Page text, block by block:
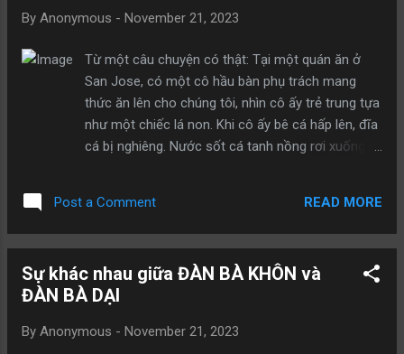
và lúc đo chỉ thiếu một xu thôi chắc chắn ta sẽ
muộn. Ông nhẹ nhàng đi vào nhà vì không muốn
đánh thức vợ, nhưng ông ta rất bất ngờ khi thấy
vợ mình và một kẻ lạ mặt mặc quần áo samurai
đang ngủ trên giường. Nổi điên lên vì ghen và giận
dữ, ông nâng kiếm định giết cả hai, nhưng đột
“Ðừng hành động khi đang giận dữ.” Vị samurai
By Anonymous - November 21, 2023
Từ một câu chuyện có thật: Tại một quán ăn ở
San Jose, có một cô hầu bàn phụ trách mang
thức ăn lên cho chúng tôi, nhìn cô ấy trẻ trung tựa
như một chiếc lá non. Khi cô ấy bê cá hấp lên, đĩa
cá bị nghiêng. Nước sốt cá tanh nồng rơi xuống
nhưng, khi tôi chưa kịp làm gì thì đứa con gái yêu
của tôi bỗng đứng dậy, nhanh chóng đi tới bên
tươi tắn, vỗ vào vai của cô bé và nói: “chuyện nhỏ
thôi, không sao đâu”. Cô hầu bàn vô cùng ngạc
với giọng lúng túng: “Tôi… để tôi đi lấy khăn lau … ”.
Post a Comment READ MORE
Sự khác nhau giữa ĐÀN BÀ KHÔN và
ĐÀN BÀ DẠI
By Anonymous - November 21, 2023